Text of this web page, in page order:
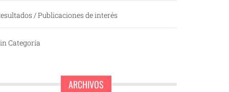
/ Publicaciones de interés
Categoría
ARCHIVOS